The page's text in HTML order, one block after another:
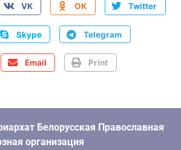
VK OK Twitter
Skype Telegram
Email Print
Белорусская Православная
организация